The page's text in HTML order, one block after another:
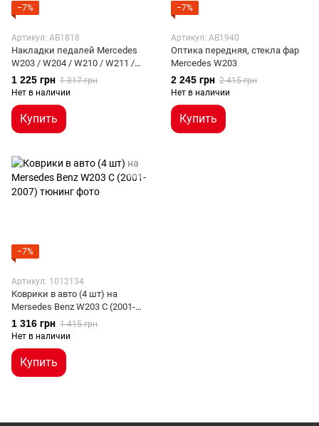
−7%
Артикул: AB1818
Накладки педалей Mercedes
W203 / W204 / W210 / W211 /
W212 / W218
1 225 грн 1 317 грн
Нет в наличии
Купить
−7%
Артикул: AB1940
Оптика передняя, стекла фар
Mercedes W203
2 245 грн 2 415 грн
Нет в наличии
Купить
−7%
Артикул: 1012134
Коврики в авто (4 шт) на
Mersedes Benz W203 C (2001-
2007)
1 316 грн 1 415 грн
Нет в наличии
Купить